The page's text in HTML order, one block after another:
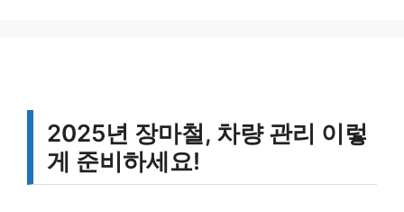
2025년 장마철, 차량 관리 이렇
게 준비하세요!